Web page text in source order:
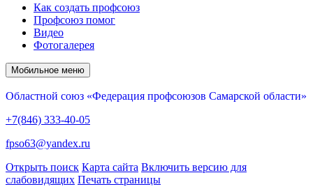
Как создать профсоюз
Профсоюз помог
Видео
Фотогалерея
Мобильное меню
Областной союз «Федерация профсоюзов Самарской области»
+7(846) 333-40-05
fpso63@yandex.ru
Открыть поиск Карта сайта Включить версию для
слабовидящих Печать страницы